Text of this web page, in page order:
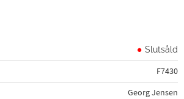
Slutsåld
F7430
Georg Jensen